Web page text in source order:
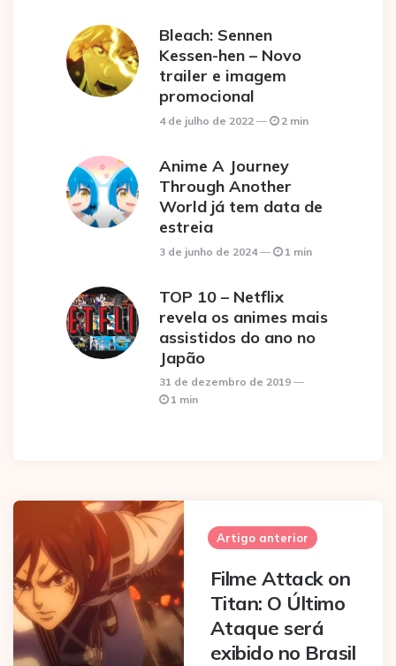
Bleach: Sennen
Kessen-hen – Novo
trailer e imagem
promocional
4 de julho de 2022 2 min
Anime A Journey
Through Another
World já tem data de
estreia
3 de junho de 2024 1 min
TOP 10 – Netflix
revela os animes mais
assistidos do ano no
Japão
31 de dezembro de 2019
1 min
Post
navigation
Artigo anterior
Filme Attack on
Titan: O Último
Ataque será
exibido no Brasil